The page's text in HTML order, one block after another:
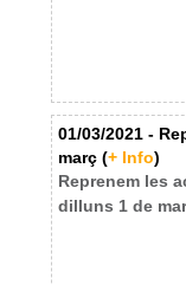
01/03/2021 -
març (+ Info)
Reprenem les
dilluns 1 de